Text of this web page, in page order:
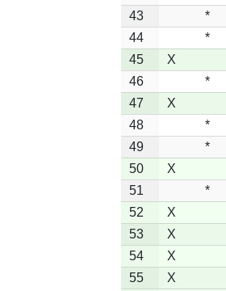
43
*
44
*
45
X
46
*
47
X
48
*
49
*
50
X
51
*
52
X
53
X
54
X
55
X